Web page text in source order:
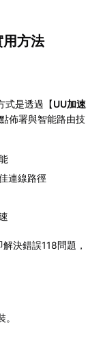
方法
式是透過【UU加速
佈署與智能路由技
連線路徑
決錯誤118問題，